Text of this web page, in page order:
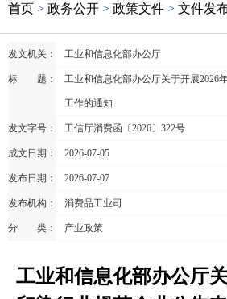
首页 > 政务公开 > 政策文件 > 文件发
发文机关： 工业和信息化部办公厅
标 题： 工业和信息化部办公厅关于开展2026
工作的通知
发文字号： 工信厅消费函〔2026〕322号
成文日期： 2026-07-05
发布日期： 2026-07-07
发布机构： 消费品工业司
分 类： 产业政策
工业和信息化部办公厅